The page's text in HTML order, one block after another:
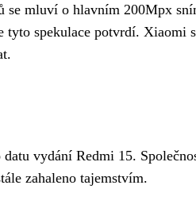
se mluví o hlavním 200Mpx
spekulace potvrdí. Xiaomi
vydání Redmi 15.
zahaleno tajemstvím.